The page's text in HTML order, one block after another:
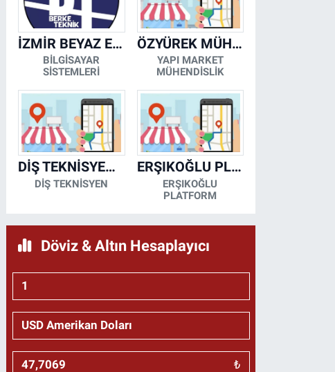
İZMİR BEYAZ EŞYA KLİMA KOMBİ SERVİSİ
BİLGİSAYAR
SİSTEMLERİ
ÖZYÜREK MÜHENDİSLİK
YAPI MARKET
MÜHENDİSLİK
DİŞ TEKNİSYENİ- MESUT KORKMAZ
DİŞ TEKNİSYEN
ERŞIKOĞLU PLATFORM
ERŞIKOĞLU
PLATFORM
Döviz & Altın Hesaplayıcı
₺